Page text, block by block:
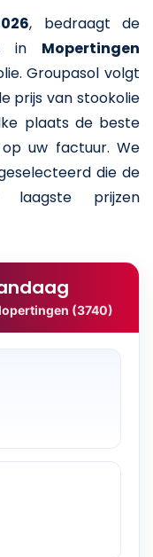
, bedraagt de
in Mopertingen
. Groupasol volgt
prijs van stookolie
plaats de beste
uw factuur. We
die de
prijzen
(3740)